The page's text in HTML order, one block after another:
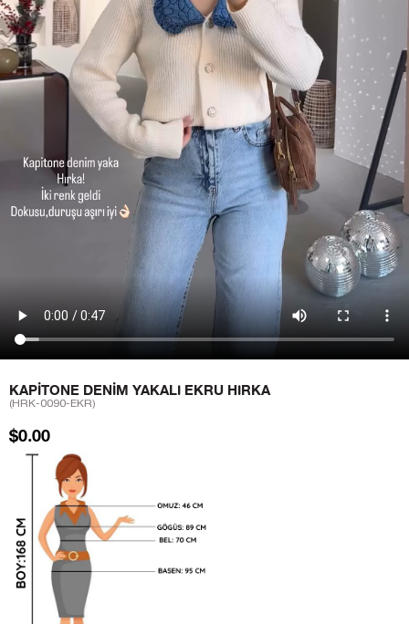
KAPITONE DENIM YAKALI EKRU HIRKA
(HRK-0090-EKR)
$0.00